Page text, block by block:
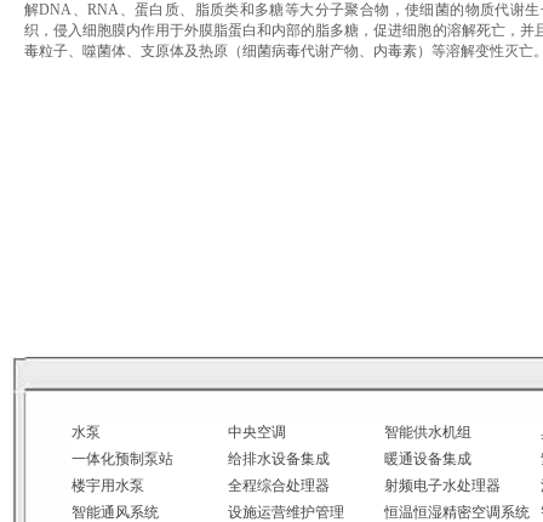
解DNA、RNA、蛋白质、脂质类和多糖等大分子聚合物，使细菌的物质代谢
织，侵入细胞膜内作用于外膜脂蛋白和内部的脂多糖，促进细胞的溶解死亡，
毒粒子、噬菌体、支原体及热原（细菌病毒代谢产物、内毒素）等溶解变性灭亡
水泵 中央空调 智能供水机组
一体化预制泵站
给排水设备集成 暖通设备集成
楼宇用水泵
全程综合处理器 射频电子水处理器
智能通风系统
设施运营维护管理 恒温恒湿精密空调系统